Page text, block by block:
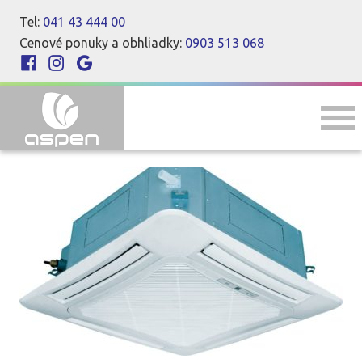
Tel: 041 43 444 00
Cenové ponuky a obhliadky: 0903 513 068